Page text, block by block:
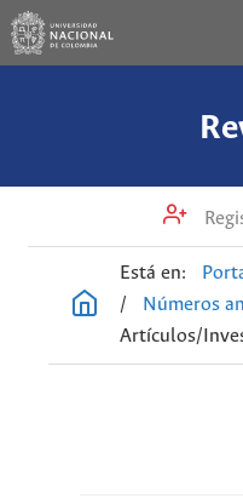
Está en:
/
Números
Artículos/